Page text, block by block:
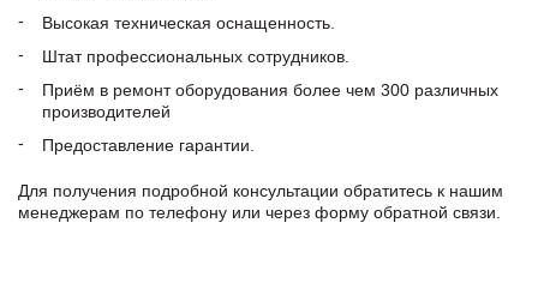
Высокая техническая оснащенность.
Штат профессиональных сотрудников.
Приём в ремонт оборудования более чем 300 различных
производителей
Предоставление гарантии.
Для получения подробной консультации обратитесь к нашим
менеджерам по телефону или через форму обратной связи.